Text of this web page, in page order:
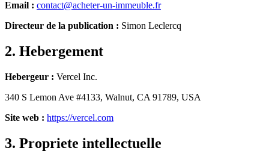
Email : contact@acheter-un-immeuble.fr
Directeur de la publication : Simon Leclercq
2. Hebergement
Hebergeur : Vercel Inc.
340 S Lemon Ave #4133, Walnut, CA 91789, USA
Site web : https://vercel.com
3. Propriete intellectuelle